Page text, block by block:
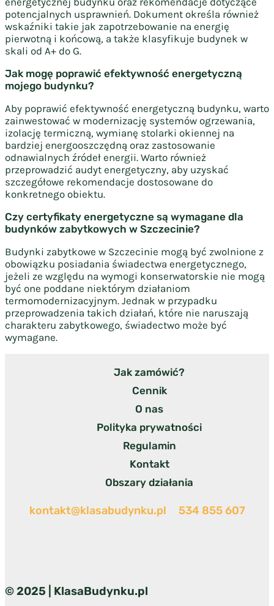
potencjalnych usprawnień. Dokument określa również
wskaźniki takie jak zapotrzebowanie na energię
pierwotną i końcową, a także klasyfikuje budynek w
skali od A+ do G.
Jak mogę poprawić efektywność energetyczną
mojego budynku?
Aby poprawić efektywność energetyczną budynku, warto
zainwestować w modernizację systemów ogrzewania,
izolację termiczną, wymianę stolarki okiennej na
bardziej energooszczędną oraz zastosowanie
odnawialnych źródeł energii. Warto również
przeprowadzić audyt energetyczny, aby uzyskać
szczegółowe rekomendacje dostosowane do
konkretnego obiektu.
Czy certyfikaty energetyczne są wymagane dla
budynków zabytkowych w Szczecinie?
Budynki zabytkowe w Szczecinie mogą być zwolnione z
obowiązku posiadania świadectwa energetycznego,
jeżeli ze względu na wymogi konserwatorskie nie mogą
być one poddane niektórym działaniom
termomodernizacyjnym. Jednak w przypadku
przeprowadzenia takich działań, które nie naruszają
charakteru zabytkowego, świadectwo może być
wymagane.
Jak zamówić?
Cennik
O nas
Polityka prywatności
Regulamin
Kontakt
Obszary działania
kontakt@klasabudynku.pl 534 855 607
© 2025 | KlasaBudynku.pl